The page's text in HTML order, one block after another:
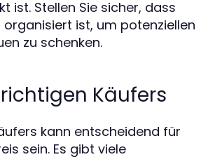
ist. Stellen Sie sicher, dass
ist, um potenziellen
zu schenken.
Käufers
kann entscheidend für
sein. Es gibt viele